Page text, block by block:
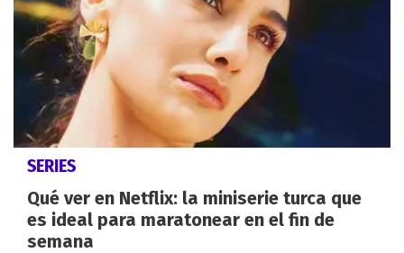
SERIES
Qué ver en Netflix: la miniserie turca que
es ideal para maratonear en el fin de
semana